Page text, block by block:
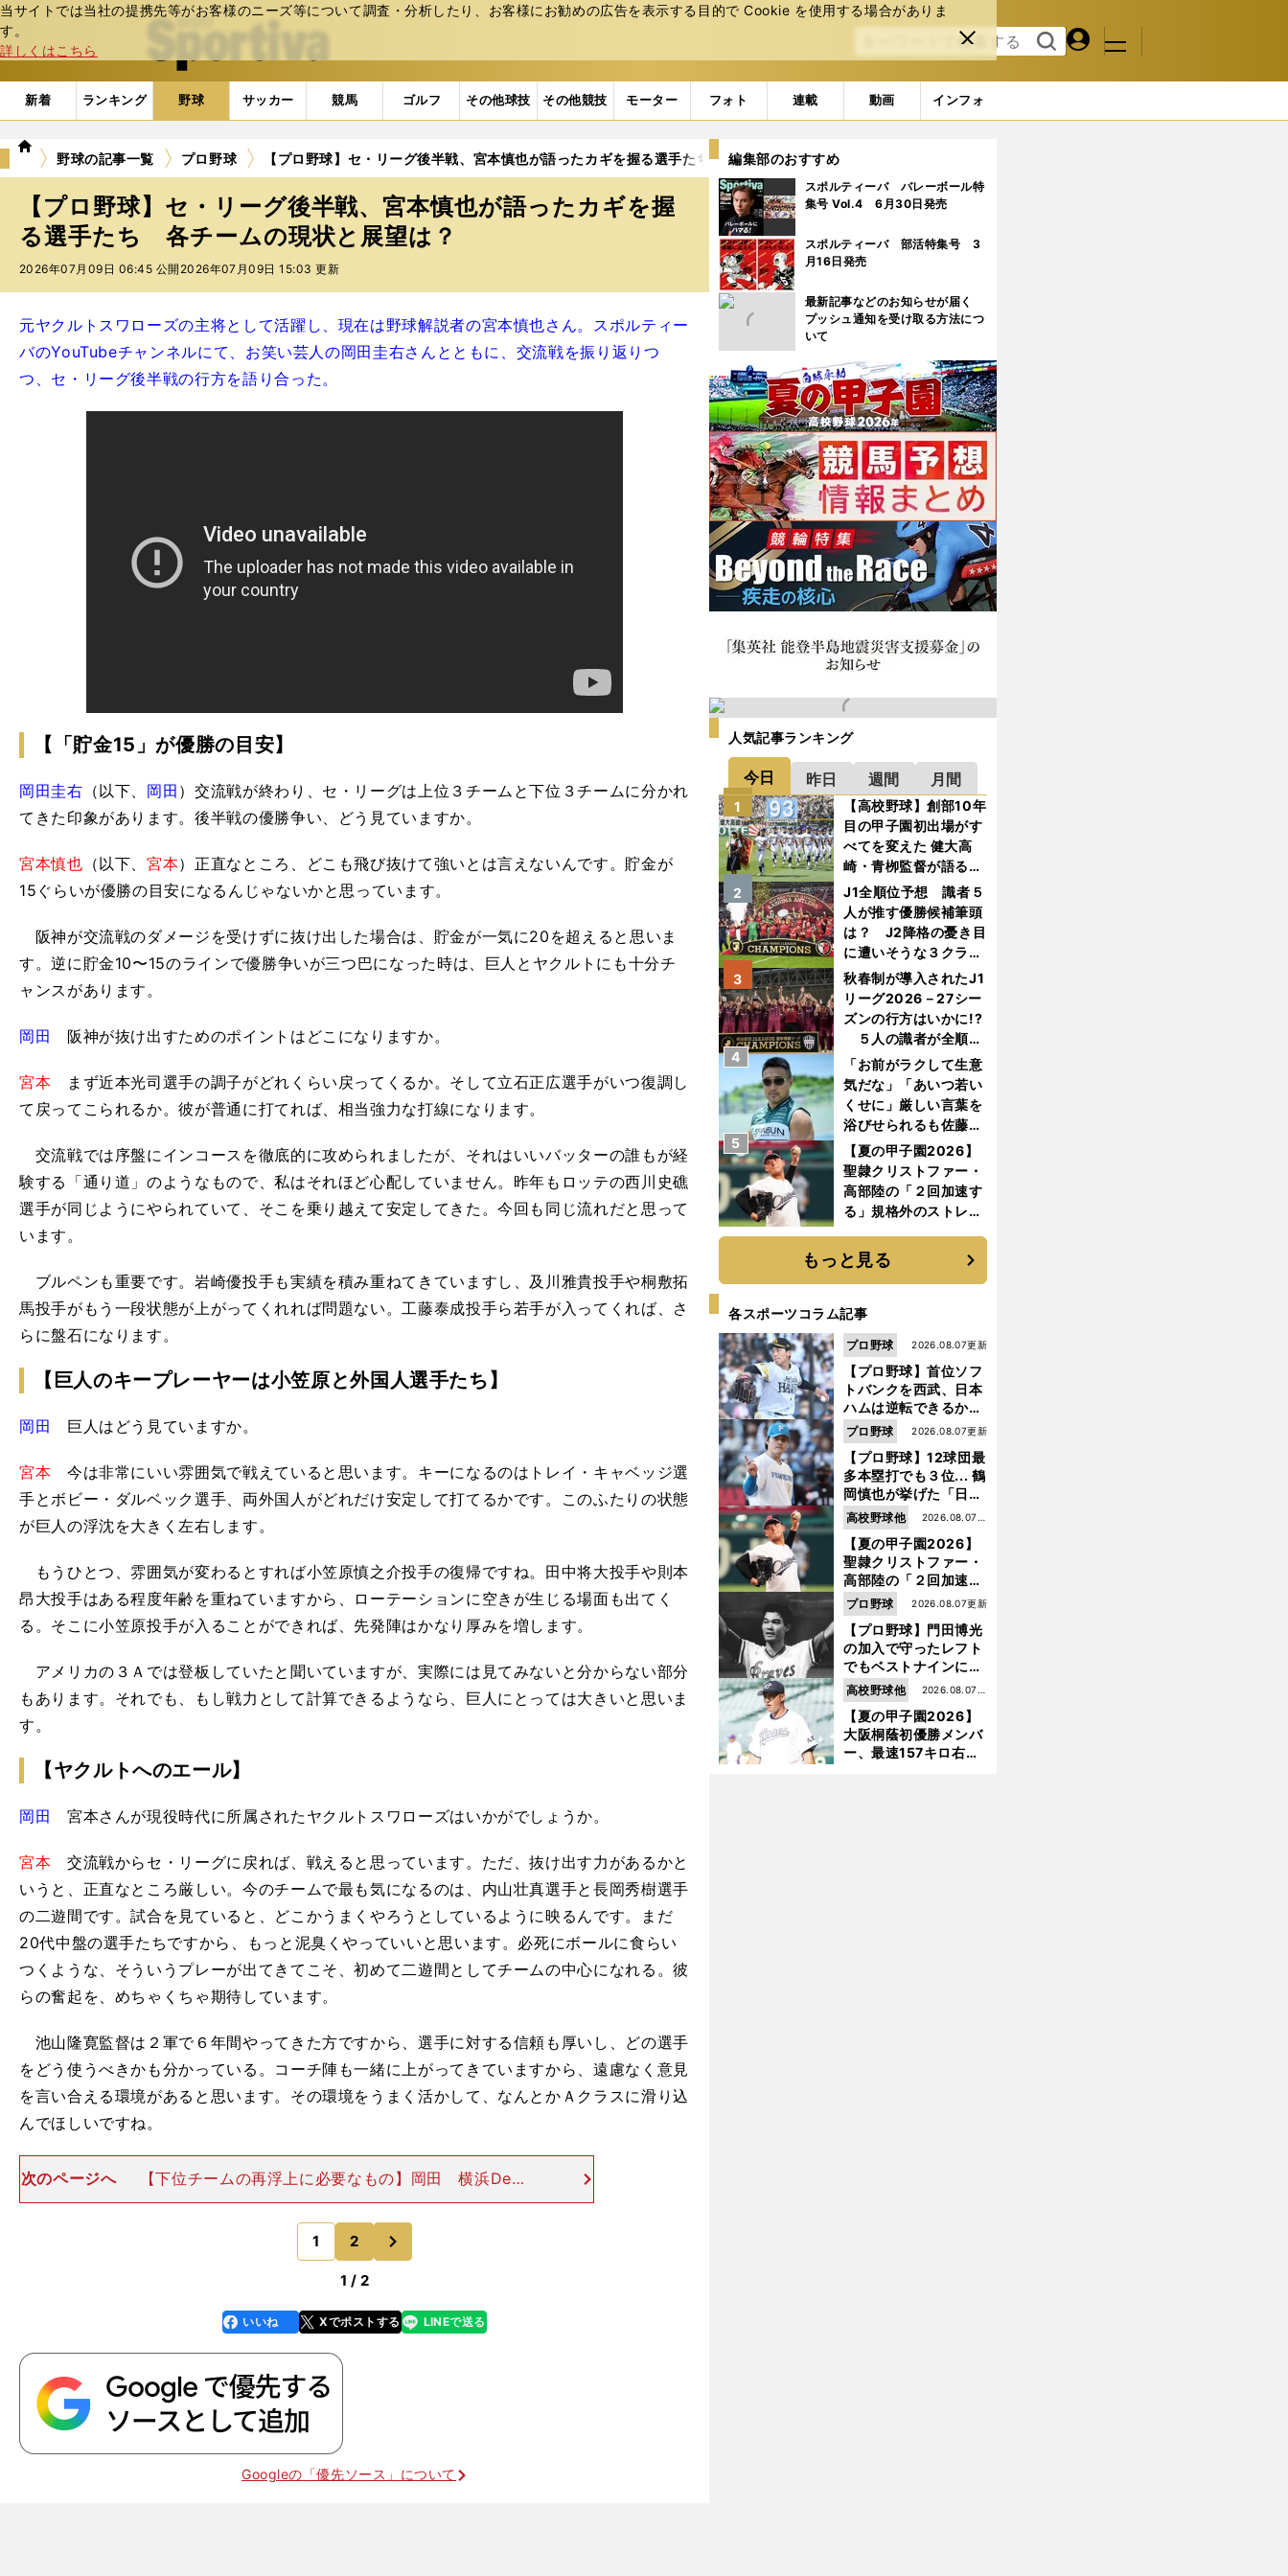
当サイトでは当社の提携先等がお客様のニーズ等について調査・分析したり、お客様にお勧めの広告を表⽰する⽬的で Cookie を使⽤する場合がありま
す。
詳しくはこちら
閉じ
る
web Sportiva (webスポルティーバ)
検索
る
マイペ
ジ
メニュ
新着 ランキング 野球 サッカー 競馬 ゴルフ その他球技 その他競技 モーター フォト 連載 動画 インフォ
we
ル
テ
ィ
ー
野球の記事一覧 プロ野球 【プロ野球】セ・リーグ後半戦、宮本慎也が語ったカギを握る選手たち 各チームの現状と展望は？
【プロ野球】セ・リーグ後半戦、宮本慎也が語ったカギを握
る選手たち 各チームの現状と展望は？
2026年07月09日 06:45 公開 2026年07月09日 15:03 更新
元ヤクルトスワローズの主将として活躍し、現在は野球解説者の宮本慎也さん。スポルティー
バのYouTubeチャンネルにて、お笑い芸人の岡田圭右さんとともに、交流戦を振り返りつ
つ、セ・リーグ後半戦の行方を語り合った。
【「貯金15」が優勝の目安】
岡田圭右 （以下、 岡田 ）交流戦が終わり、セ・リーグは上位３チームと下位３チームに分かれ
てきた印象があります。後半戦の優勝争い、どう見ていますか。
宮本慎也 （以下、宮本）正直なところ、どこも飛び抜けて強いとは言えないんです。貯金が
15ぐらいが優勝の目安になるんじゃないかと思っています。
阪神が交流戦のダメージを受けずに抜け出した場合は、貯金が一気に20を超えると思いま
す。逆に貯金10〜15のラインで優勝争いが三つ巴になった時は、巨人とヤクルトにも十分チ
ャンスがあります。
岡田 阪神が抜け出すためのポイントはどこになりますか。
宮本 まず近本光司選手の調子がどれくらい戻ってくるか。そして立石正広選手がいつ復調し
て戻ってこられるか。彼が普通に打てれば、相当強力な打線になります。
交流戦では序盤にインコースを徹底的に攻められましたが、それはいいバッターの誰もが経
験する「通り道」のようなもので、私はそれほど心配していません。昨年もロッテの西川史礁
選手が同じようにやられていて、そこを乗り越えて安定してきた。今回も同じ流れだと思って
います。
ブルペンも重要です。岩崎優投手も実績を積み重ねてきていますし、及川雅貴投手や桐敷拓
馬投手がもう一段状態が上がってくれれば問題ない。工藤泰成投手ら若手が入ってくれば、さ
らに盤石になります。
【巨人のキープレーヤーは小笠原と外国人選手たち】
岡田 巨人はどう見ていますか。
宮本 今は非常にいい雰囲気で戦えていると思います。キーになるのはトレイ・キャベッジ選
手とボビー・ダルベック選手、両外国人がどれだけ安定して打てるかです。このふたりの状態
が巨人の浮沈を大きく左右します。
もうひとつ、雰囲気が変わるとすれば小笠原慎之介投手の復帰ですね。田中将大投手や則本
昂大投手はある程度年齢を重ねていますから、ローテーションに空きが生じる場面も出てく
る。そこに小笠原投手が入ることができれば、先発陣はかなり厚みを増します。
アメリカの３Ａでは登板していたと聞いていますが、実際には見てみないと分からない部分
もあります。それでも、もし戦力として計算できるようなら、巨人にとっては大きいと思いま
す。
【ヤクルトへのエール】
岡田 宮本さんが現役時代に所属されたヤクルトスワローズはいかがでしょうか。
宮本 交流戦からセ・リーグに戻れば、戦えると思っています。ただ、抜け出す力があるかと
いうと、正直なところ厳しい。今のチームで最も気になるのは、内山壮真選手と長岡秀樹選手
の二遊間です。試合を見ていると、どこかうまくやろうとしているように映るんです。まだ
20代中盤の選手たちですから、もっと泥臭くやっていいと思います。必死にボールに食らい
つくような、そういうプレーが出てきてこそ、初めて二遊間としてチームの中心になれる。彼
らの奮起を、めちゃくちゃ期待しています。
池山隆寛監督は２軍で６年間やってきた方ですから、選手に対する信頼も厚いし、どの選手
をどう使うべきかも分かっている。コーチ陣も一緒に上がってきていますから、遠慮なく意見
を言い合える環境があると思います。その環境をうまく活かして、なんとかＡクラスに滑り込
んでほしいですね。
次のページへ
【下位チームの再浮上に必要なもの】岡田 横浜DeNA
ベイスターズはどう見ていますか。宮本 相川亮二監督とは仲がいいの
で、ぜひ上に行ってほしいという気持ちがあります（笑）。最近、外国
人選手をふたり補
1 2
1 / 2
faceboo
k
いいね Xでポストする
line LINEで送る
Googleの「優先ソース」について
】
日
」
編集部のおすすめ
スポルティーバ バレーボール特
集号 Vol.4 6月30日発売
スポルティーバ 部活特集号 3
月16日発売
最新記事などのお知らせが届く
プッシュ通知を受け取る方法につ
いて
人気記事ランキング
今日 昨日 週間 月間
【高校野球】創部10年
目の甲子園初出場がす
べてを変えた 健大高
崎・青栁監督が語る
「機動破壊」はこうし
て生まれた
1
J1全順位予想 識者５
人が推す優勝候補筆頭
は？ J2降格の憂き目
に遭いそうな３クラブ
とは？
2
秋春制が導入されたJ1
リーグ2026－27シー
ズンの行方はいかに!?
５人の識者が全順位
を大胆予想
3
「お前がラクして生意
気だな」「あいつ若い
くせに」厳しい言葉を
浴びせられるも佐藤慎
太郎が貫いた誇りとフ
ァンへの思い
4
【夏の甲子園2026】
聖隷クリストファー・
高部陸の「２回加速す
る」規格外のストレー
く大学進学を選ぶ理由
5
もっと見る
各スポーツコラム記事
【プロ野球】首位ソフ
トバンクを西武、日本
ハムは逆転できるか？
鶴岡慎也が挙げる終
盤戦のキーマン３人
2026.08.07更新
プロ野球
【プロ野球】12球団最
多本塁打でも３位... 鶴
岡慎也が挙げた「日本
ハムの誤算」とソフト
バンク追撃のカギ
2026.08.07更新
プロ野球
【夏の甲子園2026】
聖隷クリストファー・
高部陸の「２回加速す
る」規格外のストレー
ト それでもプロではな
く大学進学を選ぶ理由
2026.08.07更
高校野球他
【プロ野球】門田博光
の加入で守ったレフト
でもベストナインに輝
いた石嶺和彦 「サッ
サ」という愛称は松永
浩美がきっかけ？
2026.08.07更新
プロ野球
【夏の甲子園2026】
大阪桐蔭初優勝メンバ
ー、最速157キロ右
2026.08.07更
高校野球他